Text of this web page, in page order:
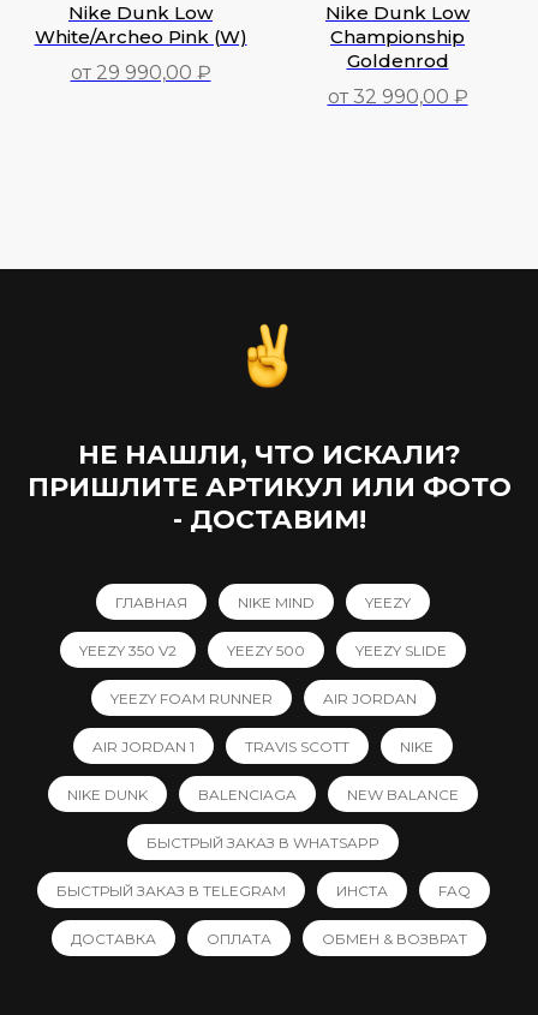
Nike Dunk Low
White/Archeo Pink (W)
от 29 990,00 ₽
Nike Dunk Low
Championship
Goldenrod
от 32 990,00 ₽
НЕ НАШЛИ, ЧТО ИСКАЛИ?
ПРИШЛИТЕ АРТИКУЛ ИЛИ ФОТО
- ДОСТАВИМ!
ГЛАВНАЯ NIKE MIND YEEZY
YEEZY 350 V2 YEEZY 500 YEEZY SLIDE
YEEZY FOAM RUNNER AIR JORDAN
AIR JORDAN 1 TRAVIS SCOTT NIKE
NIKE DUNK BALENCIAGA NEW BALANCE
БЫСТРЫЙ ЗАКАЗ В WHATSAPP
БЫСТРЫЙ ЗАКАЗ В TELEGRAM ИНСТА FAQ
ДОСТАВКА ОПЛАТА ОБМЕН & ВОЗВРАТ